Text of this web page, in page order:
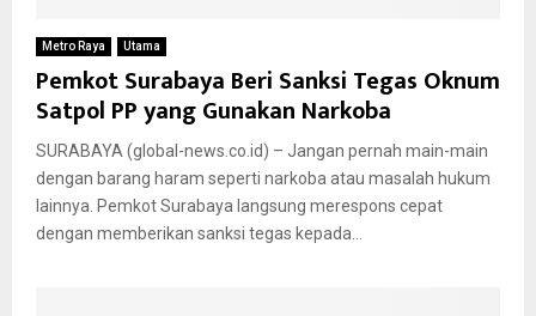
Metro Raya Utama
Pemkot Surabaya Beri Sanksi Tegas Oknum
Satpol PP yang Gunakan Narkoba
SURABAYA (global-news.co.id) – Jangan pernah main-main
dengan barang haram seperti narkoba atau masalah hukum
lainnya. Pemkot Surabaya langsung merespons cepat
dengan memberikan sanksi tegas kepada...